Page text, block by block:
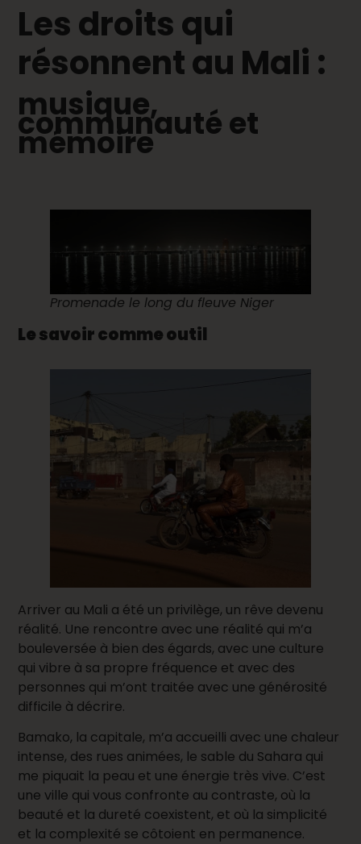
Les droits qui
résonnent au Mali :
musique,
communauté et
mémoire
Promenade le long du fleuve Niger
Le savoir comme outil
Arriver au Mali a été un privilège, un rêve devenu
réalité. Une rencontre avec une réalité qui m’a
bouleversée à bien des égards, avec une culture
qui vibre à sa propre fréquence et avec des
personnes qui m’ont traitée avec une générosité
difficile à décrire.
Bamako, la capitale, m’a accueilli avec une chaleur
intense, des rues animées, le sable du Sahara qui
me piquait la peau et une énergie très vive. C’est
une ville qui vous confronte au contraste, où la
beauté et la dureté coexistent, et où la simplicité
et la complexité se côtoient en permanence.